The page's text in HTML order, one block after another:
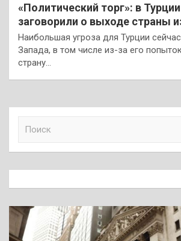
«Политический торг»: в
заговорили о выходе страны
Наибольшая угроза для Турции
Запада, в том числе из-за его
страну…
к